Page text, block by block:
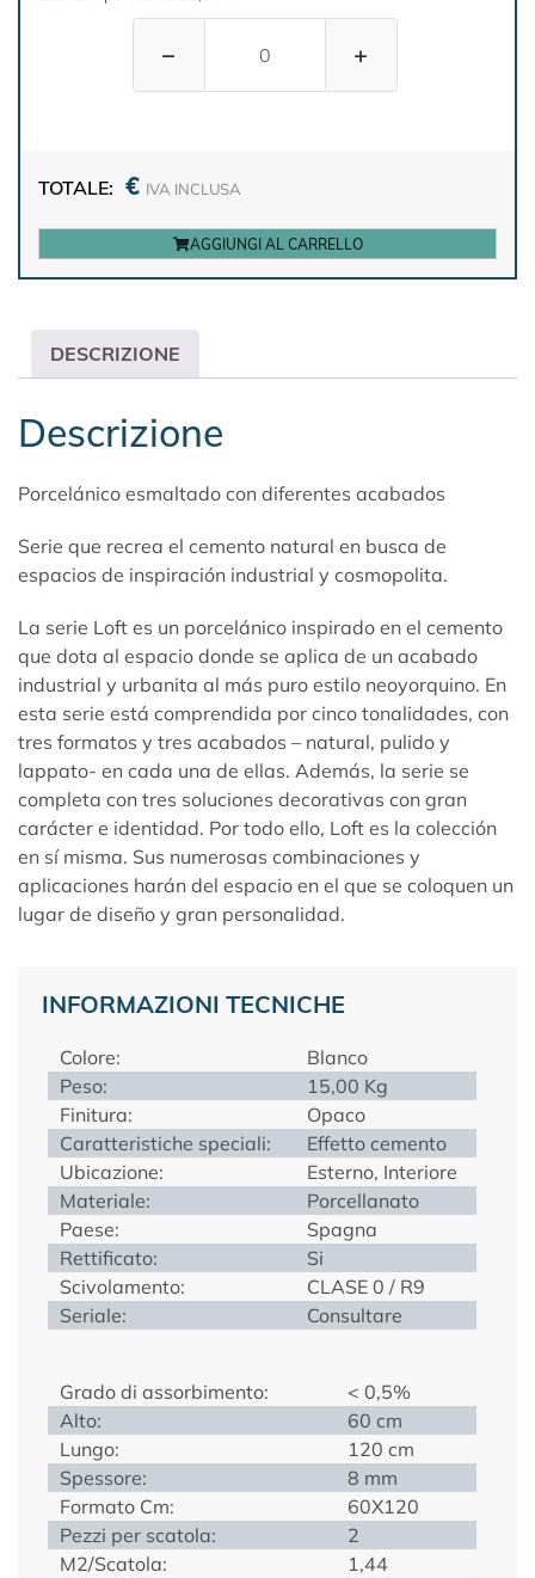
− +
TOTALE: € IVA INCLUSA
AGGIUNGI AL CARRELLO
DESCRIZIONE
Descrizione
Porcelánico esmaltado con diferentes acabados
Serie que recrea el cemento natural en busca de
espacios de inspiración industrial y cosmopolita.
La serie Loft es un porcelánico inspirado en el cemento
que dota al espacio donde se aplica de un acabado
industrial y urbanita al más puro estilo neoyorquino. En
esta serie está comprendida por cinco tonalidades, con
tres formatos y tres acabados – natural, pulido y
lappato- en cada una de ellas. Además, la serie se
completa con tres soluciones decorativas con gran
carácter e identidad. Por todo ello, Loft es la colección
en sí misma. Sus numerosas combinaciones y
aplicaciones harán del espacio en el que se coloquen un
lugar de diseño y gran personalidad.
INFORMAZIONI TECNICHE
Colore:
Blanco
Peso:
15,00 Kg
Finitura:
Opaco
Caratteristiche speciali:
Effetto cemento
Ubicazione:
Esterno, Interiore
Materiale:
Porcellanato
Paese:
Spagna
Rettificato:
Si
Scivolamento:
CLASE 0 / R9
Seriale:
Consultare
Grado di assorbimento:
< 0,5%
Alto:
60 cm
Lungo:
120 cm
Spessore:
8 mm
Formato Cm:
60X120
Pezzi per scatola:
2
M2/Scatola:
1,44